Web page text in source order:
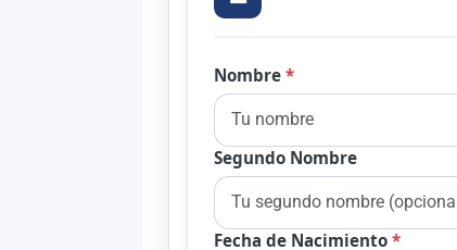
Nombre*
Segundo Nombre
Fecha de Nacimiento*